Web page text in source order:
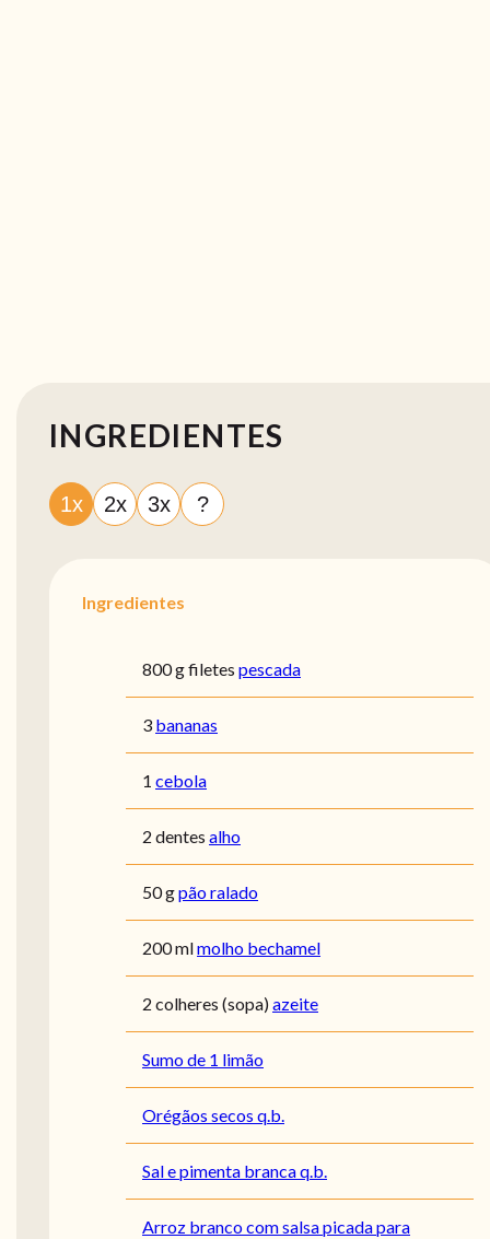
INGREDIENTES
1x 2x 3x ?
Ingredientes
800 g filetes pescada
3 bananas
1 cebola
2 dentes alho
50 gpão ralado
200 mlmolho bechamel
2 colheres (sopa)azeite
Sumo de 1 limão
Orégãos secos q.b.
Sal e pimenta branca q.b.
Arroz branco com salsa picada para